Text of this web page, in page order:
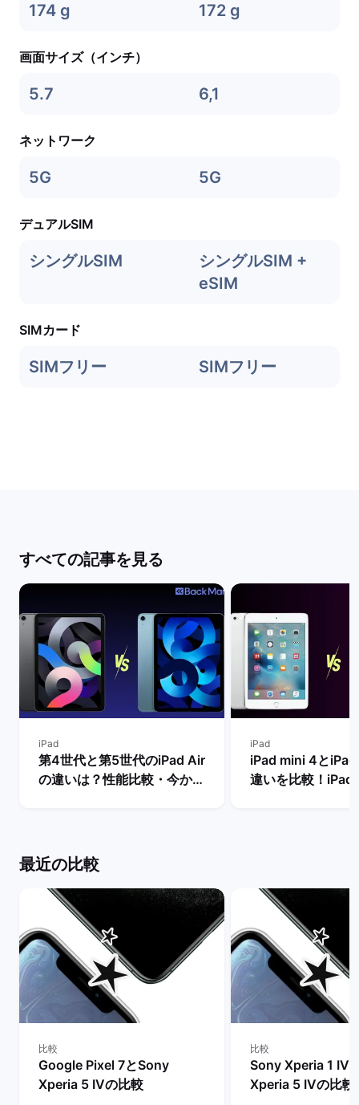
174 g 172 g
画面サイズ（インチ）
5.7 6,1
ネットワーク
5G 5G
デュアルSIM
シングルSIM
シングルSIM +
eSIM
SIMカード
SIMフリー SIMフリー
すべての記事を見る
iPad
第4世代と第5世代のiPad Air
の違いは？性能比較・今から
iPad
iPad mini 4と
違いを比較！iPad
最近の比較
比較
Google Pixel 7とSony
Xperia 5 IVの比較
比較
Sony Xperia 1 IV
Xperia 5 IVの比較